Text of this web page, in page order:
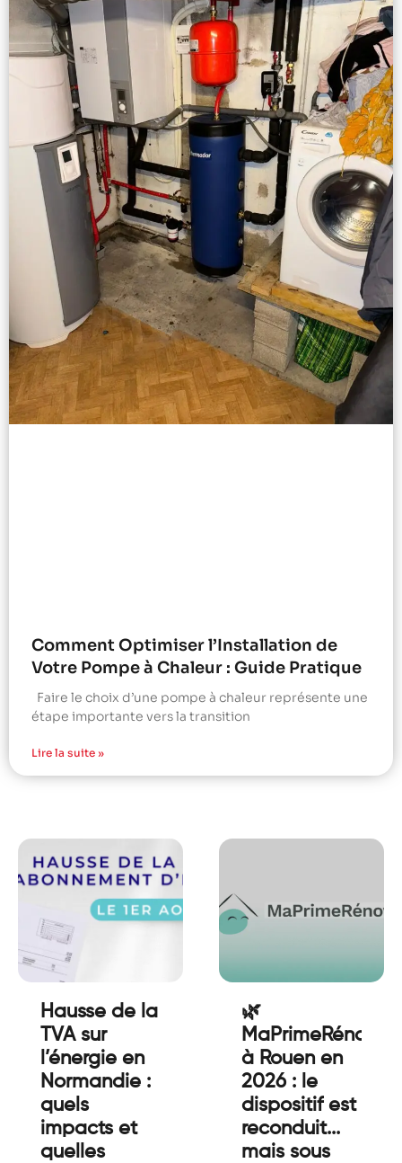
Comment Optimiser l’Installation de
Votre Pompe à Chaleur : Guide Pratique
Faire le choix d’une pompe à chaleur représente une
étape importante vers la transition
Lire la suite »
Hausse de la
TVA sur
l’énergie en
Normandie :
quels
impacts et
quelles
🌿
MaPrimeRénov’
à Rouen en
2026 : le
dispositif est
reconduit...
mais sous